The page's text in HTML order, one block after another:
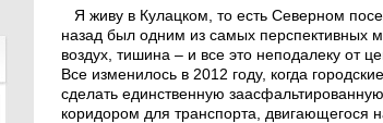
Я живу в Кулацком, то есть Северном
назад был одним из самых перспективных
воздух, тишина – и все это неподалеку от
Все изменилось в 2012 году, когда
сделать единственную
коридором для транспорта, двигающегося